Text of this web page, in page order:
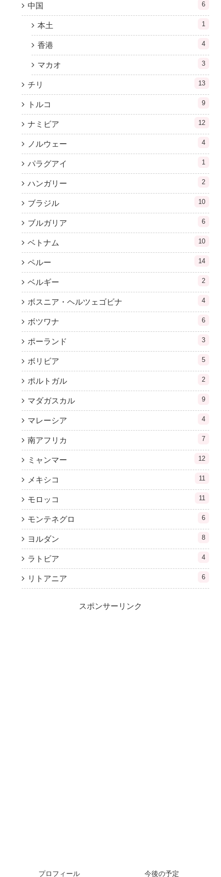
中国 6
本土 1
香港 4
マカオ 3
チリ 13
トルコ 9
ナミビア 12
ノルウェー 4
パラグアイ 1
ハンガリー 2
ブラジル 10
ブルガリア 6
ベトナム 10
ペルー 14
ベルギー 2
ボスニア・ヘルツェゴビナ 4
ボツワナ 6
ポーランド 3
ボリビア 5
ポルトガル 2
マダガスカル 9
マレーシア 4
南アフリカ 7
ミャンマー 12
メキシコ 11
モロッコ 11
モンテネグロ 6
ヨルダン 8
ラトビア 4
リトアニア 6
スポンサーリンク
プロフィール 今後の予定